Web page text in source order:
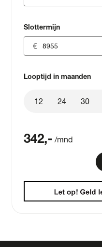
Slottermijn
Looptijd in maanden
12 24 30
342,- /mnd